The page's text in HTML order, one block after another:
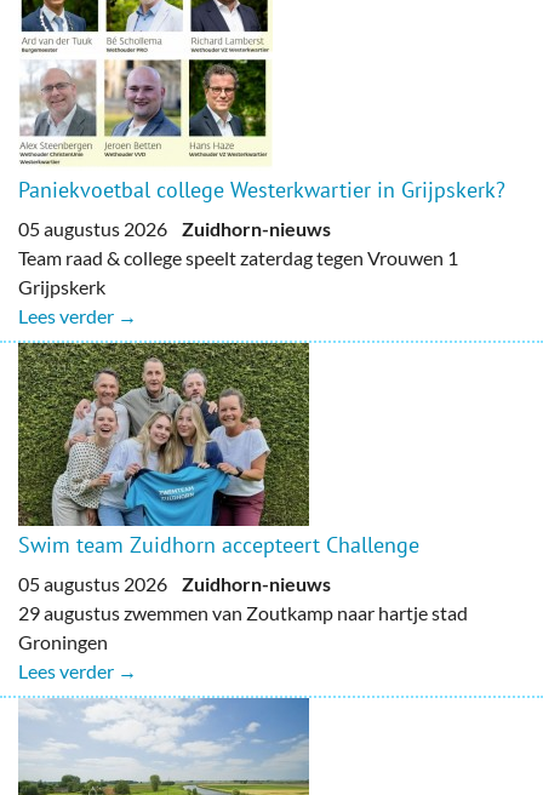
Paniekvoetbal college Westerkwartier in Grijpskerk?
05 augustus 2026 Zuidhorn-nieuws
Team raad & college speelt zaterdag tegen Vrouwen 1
Grijpskerk
Lees verder →
Swim team Zuidhorn accepteert Challenge
05 augustus 2026 Zuidhorn-nieuws
29 augustus zwemmen van Zoutkamp naar hartje stad
Groningen
Lees verder →